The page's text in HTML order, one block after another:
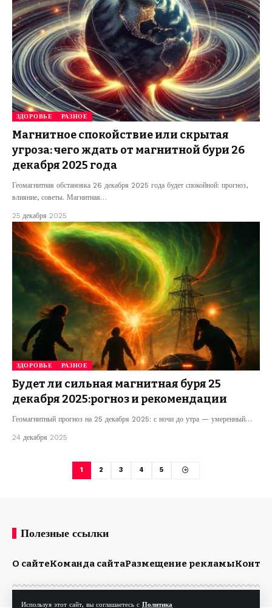
Используя этот сайт, вы соглашаетесь с Политика
ЗДОРОВЬЕ РАЗНОЕ
Магнитное спокойствие или скрытая
угроза: чего ждать от магнитной бури 26
декабря 2025 года
Геомагнитная обстановка 26 декабря 2025 года будет спокойной: прогноз,
влияние, советы. Магнитная…
25 декабря 2025
ЗДОРОВЬЕ РАЗНОЕ
Будет ли сильная магнитная буря 25
декабря 2025:рогноз и рекомендации
Геомагнитный прогноз на 25 декабря 2025: с ночи до утра — умеренный…
24 декабря 2025
1 2 3 4 5
Полезные ссылки
О сайтеКоманда сайтаРазмещение рекламы